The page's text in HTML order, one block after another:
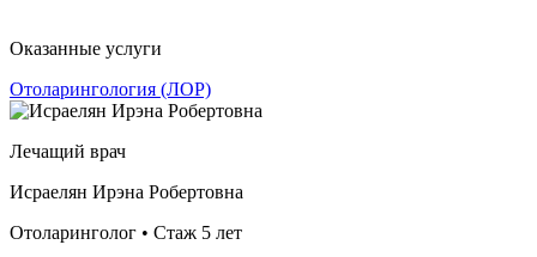
Оказанные услуги
Отоларингология (ЛОР)
Лечащий врач
Исраелян Ирэна Робертовна
Отоларинголог • Стаж 5 лет